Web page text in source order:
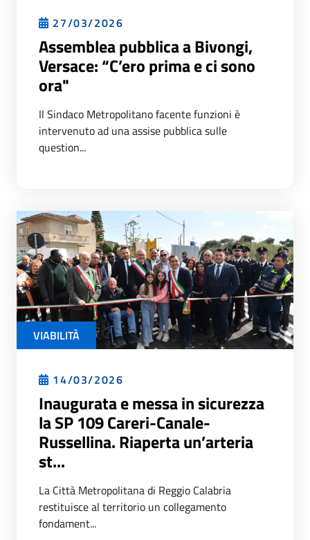
27/03/2026
Assemblea pubblica a Bivongi,
Versace: “C’ero prima e ci sono
ora"
Il Sindaco Metropolitano facente funzioni è
intervenuto ad una assise pubblica sulle
question...
VIABILITÀ
14/03/2026
Inaugurata e messa in sicurezza
la SP 109 Careri-Canale-
Russellina. Riaperta un’arteria
st...
La Città Metropolitana di Reggio Calabria
restituisce al territorio un collegamento
fondament...